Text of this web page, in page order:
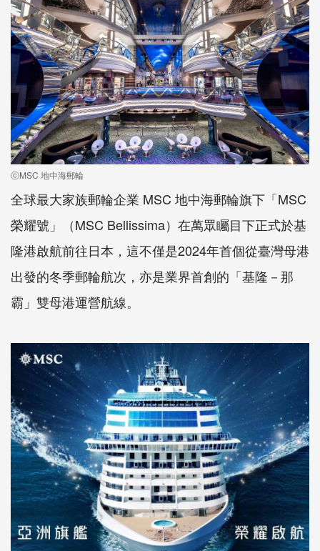
ⓒMSC 地中海郵輪
全球最大家族郵輪企業 MSC 地中海郵輪旗下「MSC
榮耀號」（MSC Bellissima）在萬眾矚目下正式於基
隆港啟航前往日本，這不僅是2024年首個從臺灣母港
出發的冬季郵輪航次，亦是業界首創的「基隆－那
霸」雙母港運營航線。